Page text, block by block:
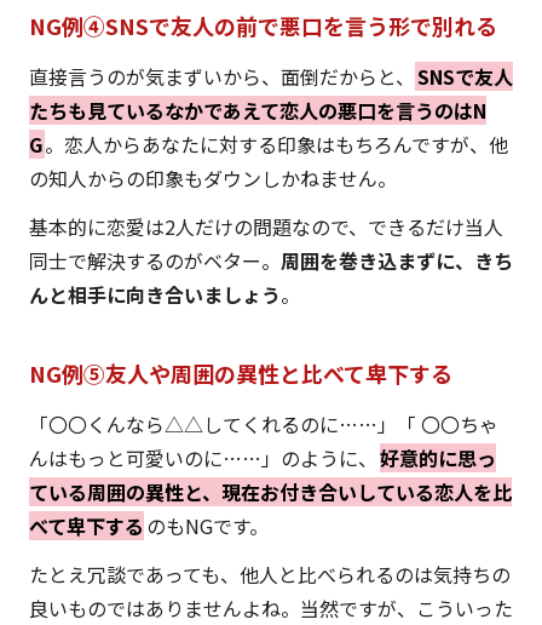
NG例④SNSで友人の前で悪口を言う形で別れる
直接言うのが気まずいから、面倒だからと、 SNSで友人
たちも見ているなかであえて恋人の悪口を言うのはN
G。恋人からあなたに対する印象はもちろんですが、他
の知人からの印象もダウンしかねません。
基本的に恋愛は2人だけの問題なので、できるだけ当人
同士で解決するのがベター。 周囲を巻き込まずに、きち
んと相手に向き合いましょう。
NG例⑤友人や周囲の異性と比べて卑下する
「〇〇くんなら△△してくれるのに……」「 〇〇ちゃ
んはもっと可愛いのに……」のように、 好意的に思っ
ている周囲の異性と、現在お付き合いしている恋人を比
べて卑下する のもNGです。
たとえ冗談であっても、他人と比べられるのは気持ちの
良いものではありませんよね。当然ですが、こういった